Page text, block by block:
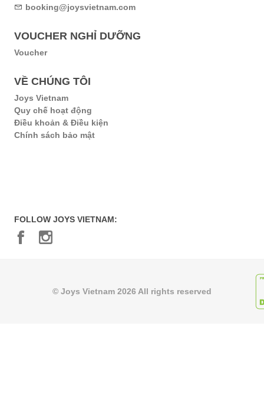
booking@joysvietnam.com
VOUCHER NGHỈ DƯỠNG
Voucher
VỀ CHÚNG TÔI
Joys Vietnam
Quy chế hoạt động
Điều khoản & Điều kiện
Chính sách bảo mật
FOLLOW JOYS VIETNAM:
© Joys Vietnam 2026 All rights reserved